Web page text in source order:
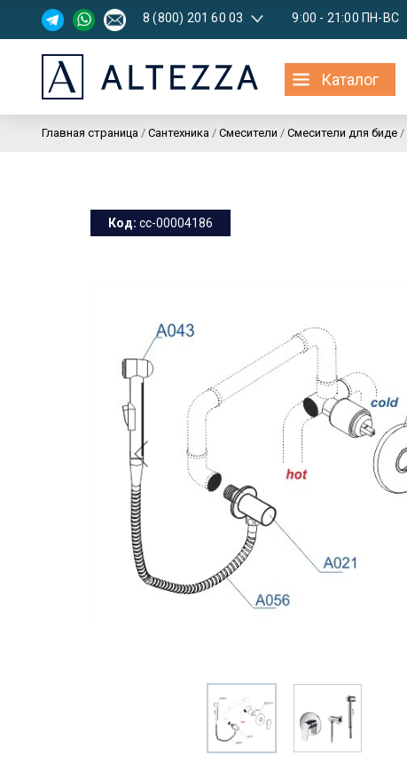
8 (800) 201 60 03 9:00 - 21:00 ПН-ВС
Каталог
Главная страница / Сантехника / Смесители / Смесители для биде /
Код: cc-00004186